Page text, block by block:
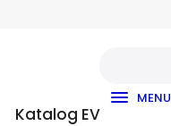
Katalog EV
MENU